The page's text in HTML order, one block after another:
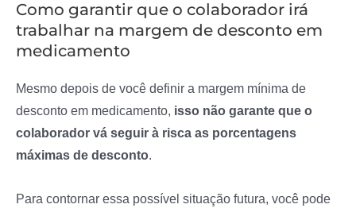
Como garantir que o colaborador irá
trabalhar na margem de desconto em
medicamento
Mesmo depois de você definir a margem mínima de
desconto em medicamento, isso não garante que o
colaborador vá seguir à risca as porcentagens
máximas de desconto.
Para contornar essa possível situação futura, você pode